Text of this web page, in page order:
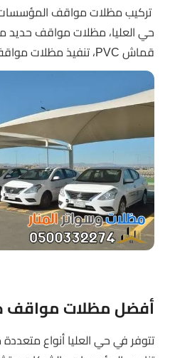
تركيب مظلات مواقف
حي العليا، مظلات مواقف
قماش PVC، تنفيذ مظلات مواقف للمؤسسات
أفضل مظلات مواقف
تتوفر في حي العليا أنواع